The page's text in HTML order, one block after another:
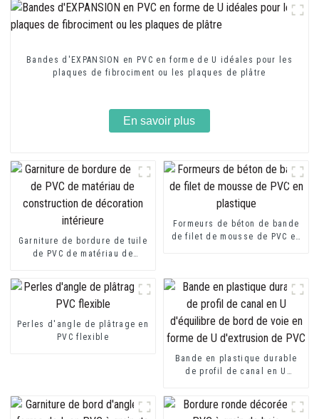
Bandes d'EXPANSION en PVC en forme de U idéales pour les
plaques de fibrociment ou les plaques de plâtre
En savoir plus
Garniture de bordure de tuile
de PVC de matériau de
Formeurs de béton de bande
de filet de mousse de PVC en
Perles d'angle de plâtrage en
PVC flexible
Bande en plastique durable
de profil de canal en U
en forme de U d'extrusion de
PVC